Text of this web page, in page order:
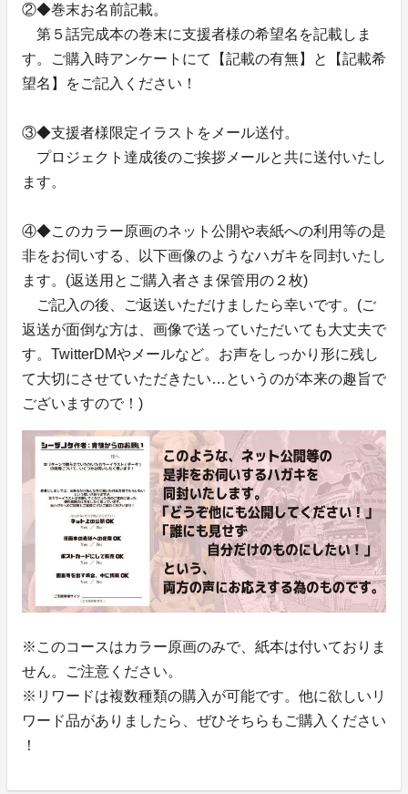
②◆巻末お名前記載。
第５話完成本の巻末に支援者様の希望名を記載しま
す。ご購入時アンケートにて【記載の有無】と【記載希
望名】をご記入ください！
③◆支援者様限定イラストをメール送付。
プロジェクト達成後のご挨拶メールと共に送付いたし
ます。
④◆このカラー原画のネット公開や表紙への利用等の是
非をお伺いする、以下画像のようなハガキを同封いたし
ます。(返送用とご購入者さま保管用の２枚)
ご記入の後、ご返送いただけましたら幸いです。(ご
返送が面倒な方は、画像で送っていただいても大丈夫で
す。TwitterDMやメールなど。お声をしっかり形に残し
て大切にさせていただきたい…というのが本来の趣旨で
ございますので！)
※このコースはカラー原画のみで、紙本は付いておりま
せん。ご注意ください。
※リワードは複数種類の購入が可能です。他に欲しいリ
ワード品がありましたら、ぜひそちらもご購入ください
！